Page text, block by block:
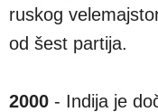
ruskog
od šest partija.
2000 - Indija je